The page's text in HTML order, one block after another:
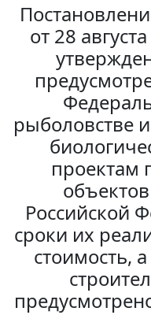
от 28
рыболовстве
проектам
Российской
сроки их
стоимость,